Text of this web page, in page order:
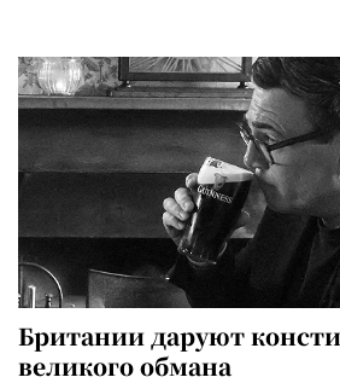
Британии даруют
великого обмана